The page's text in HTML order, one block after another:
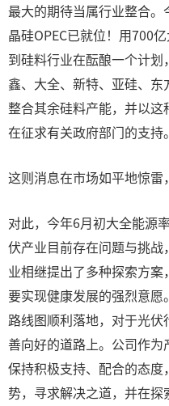
最大的期待当属行业整合
晶硅OPEC已就位！用700
到硅料行业在酝酿一个计
鑫、大全、新特、亚硅、东
整合其余硅料产能，并以
在征求有关政府部门的支持。
这则消息在市场如平地惊雷
对此，今年6月初大全能源
伏产业目前存在问题与挑
业相继提出了多种探索方
要实现健康发展的强烈意
路线图顺利落地，对于光
善向好的道路上。公司作
保持积极支持、配合的态
势，寻求解决之道，并在